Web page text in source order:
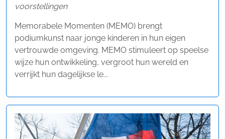
voorstellingen
Memorabele Momenten (MEMO) brengt
podiumkunst naar jonge kinderen in hun eigen
vertrouwde omgeving. MEMO stimuleert op speelse
wijze hun ontwikkeling, vergroot hun wereld en
verrijkt hun dagelijkse le...